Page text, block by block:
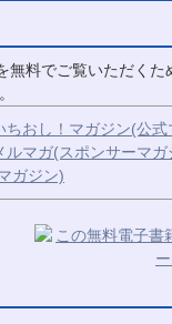
無料でご覧いただくた
ちおし！マガジン(公式
ルマガ(スポンサーマガ
ガジン)